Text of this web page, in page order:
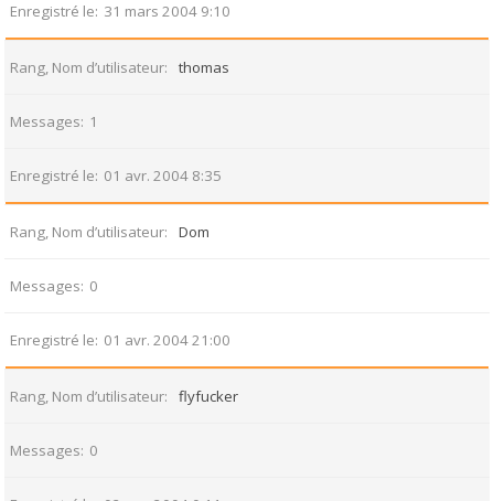
Enregistré le 31 mars 2004 9:10
Rang, Nom d’utilisateur thomas
Messages 1
Enregistré le 01 avr. 2004 8:35
Rang, Nom d’utilisateur Dom
Messages 0
Enregistré le 01 avr. 2004 21:00
Rang, Nom d’utilisateur flyfucker
Messages 0